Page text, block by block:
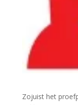
Zojuist het